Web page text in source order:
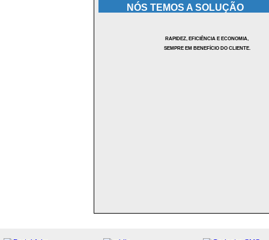
NÓS TEMOS A SOLUÇÃO
RAPIDEZ, EFICIÊNCIA E ECONOMIA,
SEMPRE EM BENEFÍCIO DO CLIENTE.